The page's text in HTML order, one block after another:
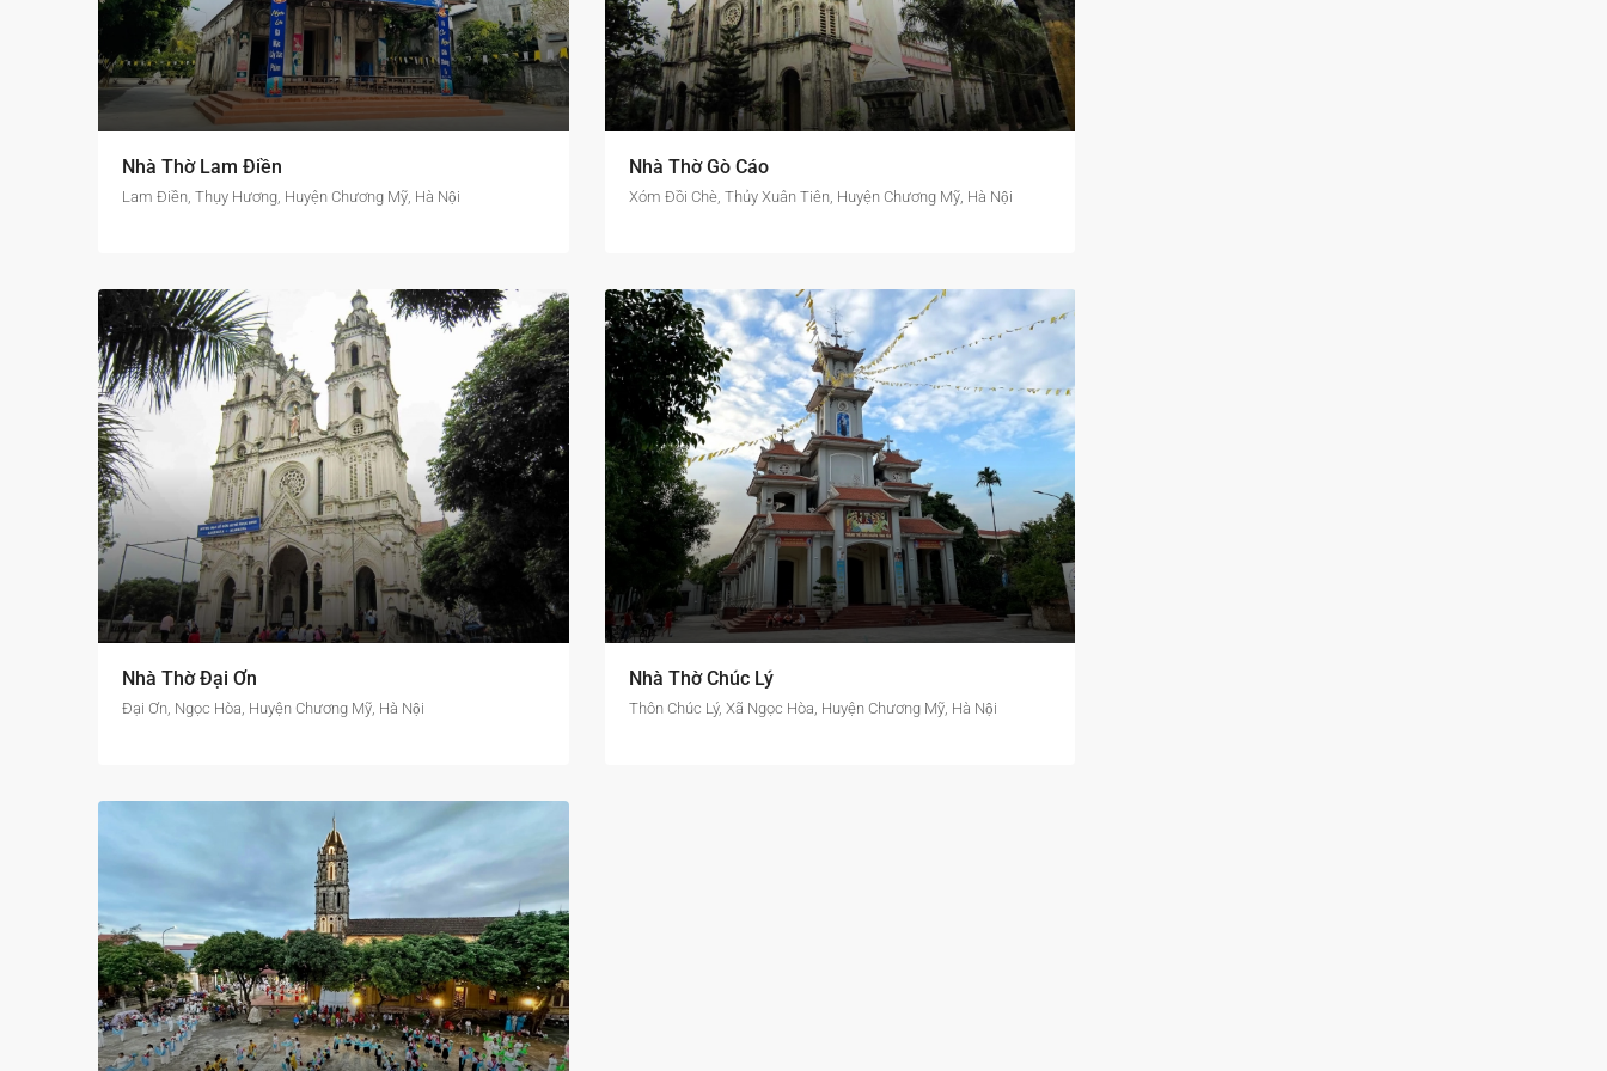
Nhà Thờ Lam Điền
Lam Điền, Thụy Hương, Huyện Chương Mỹ, Hà Nội
Nhà Thờ Gò Cáo
Xóm Đồi Chè, Thủy Xuân Tiên, Huyện Chương Mỹ, Hà Nội
Nhà Thờ Đại Ơn
Đại Ơn, Ngọc Hòa, Huyện Chương Mỹ, Hà Nội
Nhà Thờ Chúc Lý
Thôn Chúc Lý, Xã Ngọc Hòa, Huyện Chương Mỹ, Hà Nội